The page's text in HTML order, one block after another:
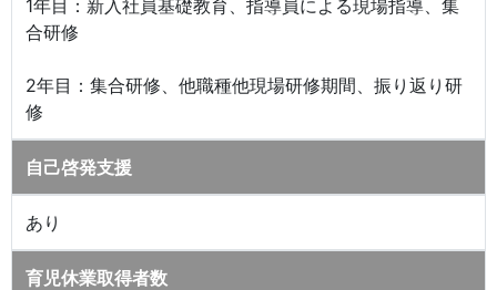
1年目：新入社員基礎教育、指導員による現場指導、集
合研修
2年目：集合研修、他職種他現場研修期間、振り返り研
修
自己啓発支援
あり
育児休業取得者数